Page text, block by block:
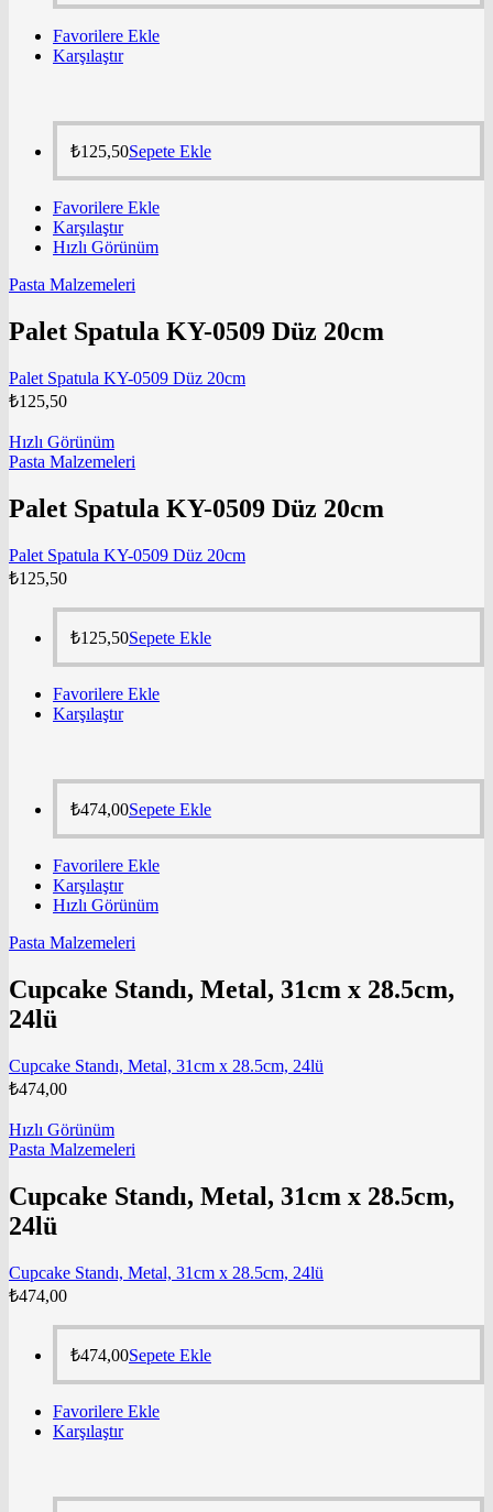
Favorilere Ekle
Karşılaştır
₺125,50Sepete Ekle
Favorilere Ekle
Karşılaştır
Hızlı Görünüm
Pasta Malzemeleri
Palet Spatula KY-0509 Düz 20cm
Palet Spatula KY-0509 Düz 20cm
₺125,50
Hızlı Görünüm
Pasta Malzemeleri
Palet Spatula KY-0509 Düz 20cm
Palet Spatula KY-0509 Düz 20cm
₺125,50
₺125,50Sepete Ekle
Favorilere Ekle
Karşılaştır
₺474,00Sepete Ekle
Favorilere Ekle
Karşılaştır
Hızlı Görünüm
Pasta Malzemeleri
Cupcake Standı, Metal, 31cm x 28.5cm,
24lü
Cupcake Standı, Metal, 31cm x 28.5cm, 24lü
₺474,00
Hızlı Görünüm
Pasta Malzemeleri
Cupcake Standı, Metal, 31cm x 28.5cm,
24lü
Cupcake Standı, Metal, 31cm x 28.5cm, 24lü
₺474,00
₺474,00Sepete Ekle
Favorilere Ekle
Karşılaştır